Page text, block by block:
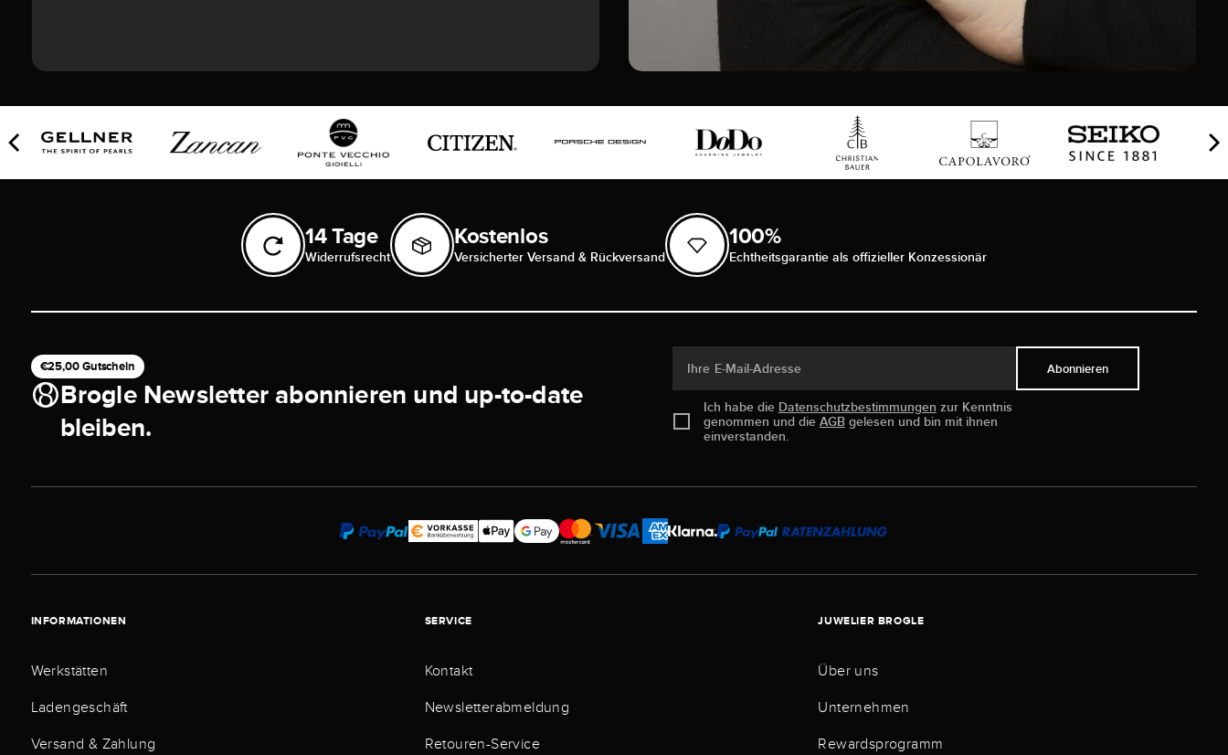
14 Tage
Widerrufsrecht
Kostenlos
Versicherter Versand & Rückversand
100%
Echtheitsgarantie als offizieller Konzessionär
€25,00 Gutschein
Brogle Newsletter abonnieren und up-to-date
bleiben.
Ihre E-Mail-Adresse
Ich habe die Datenschutzbestimmungen zur Kenntnis
genommen und die AGBgelesen und bin mit ihnen
einverstanden.
Abonnieren
INFORMATIONEN
Werkstätten
Ladengeschäft
Versand & Zahlung
SERVICE
Kontakt
Newsletterabmeldung
Retouren-Service
JUWELIER BROGLE
Über uns
Unternehmen
Rewardsprogramm